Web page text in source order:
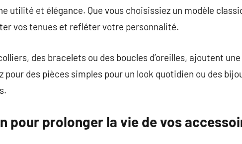
utilité et élégance. Que vous choisissiez un modèle
vos tenues et refléter votre personnalité.
des bracelets ou des boucles d’oreilles, ajoutent
pour des pièces simples pour un look quotidien ou des
pour prolonger la vie de vos